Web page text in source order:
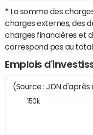
* La somme des
charges externes, des
charges financières et
correspond pas au
Emplois
(Source : JDN
150k